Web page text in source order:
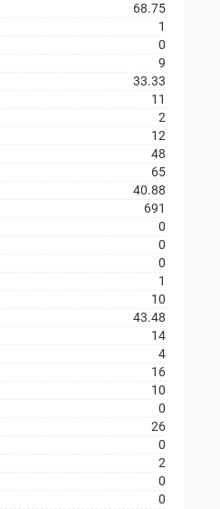
68.75
1
0
9
33.33
11
2
12
48
65
40.88
691
0
0
0
1
10
43.48
14
4
16
10
0
26
0
2
0
0